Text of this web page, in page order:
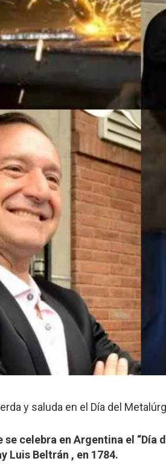
y saluda en el Día del
se celebra en Argentina el “Día
Luis Beltrán , en 1784.